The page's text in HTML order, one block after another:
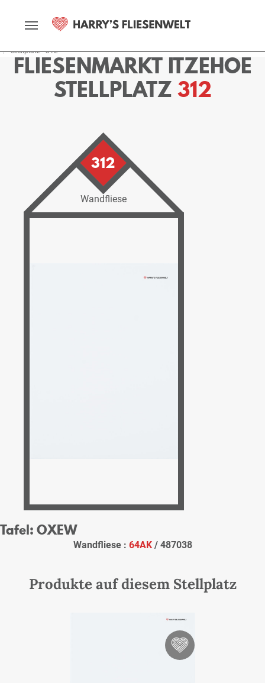
Stellplatz - 312
FLIESENMARKT ITZEHOE
STELLPLATZ 312
312
Wandfliese
Tafel: OXEW
Wandfliese : 64AK/ 487038
Produkte auf diesem Stellplatz